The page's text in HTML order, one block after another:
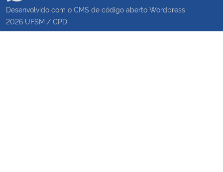
Desenvolvido com o CMS de código aberto Wordpress
2026 UFSM / CPD